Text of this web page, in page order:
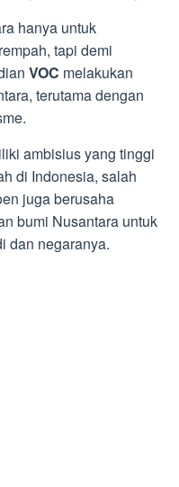
hanya untuk
tapi demi
VOC melakukan
terutama dengan
ambisius yang tinggi
di Indonesia, salah
juga berusaha
bumi Nusantara untuk
dan negaranya.